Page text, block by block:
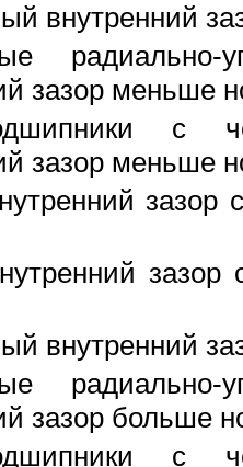
внутренний
радиально-
зазор меньше
с
зазор меньше
зазор
зазор
внутренний
радиально-
зазор больше
с